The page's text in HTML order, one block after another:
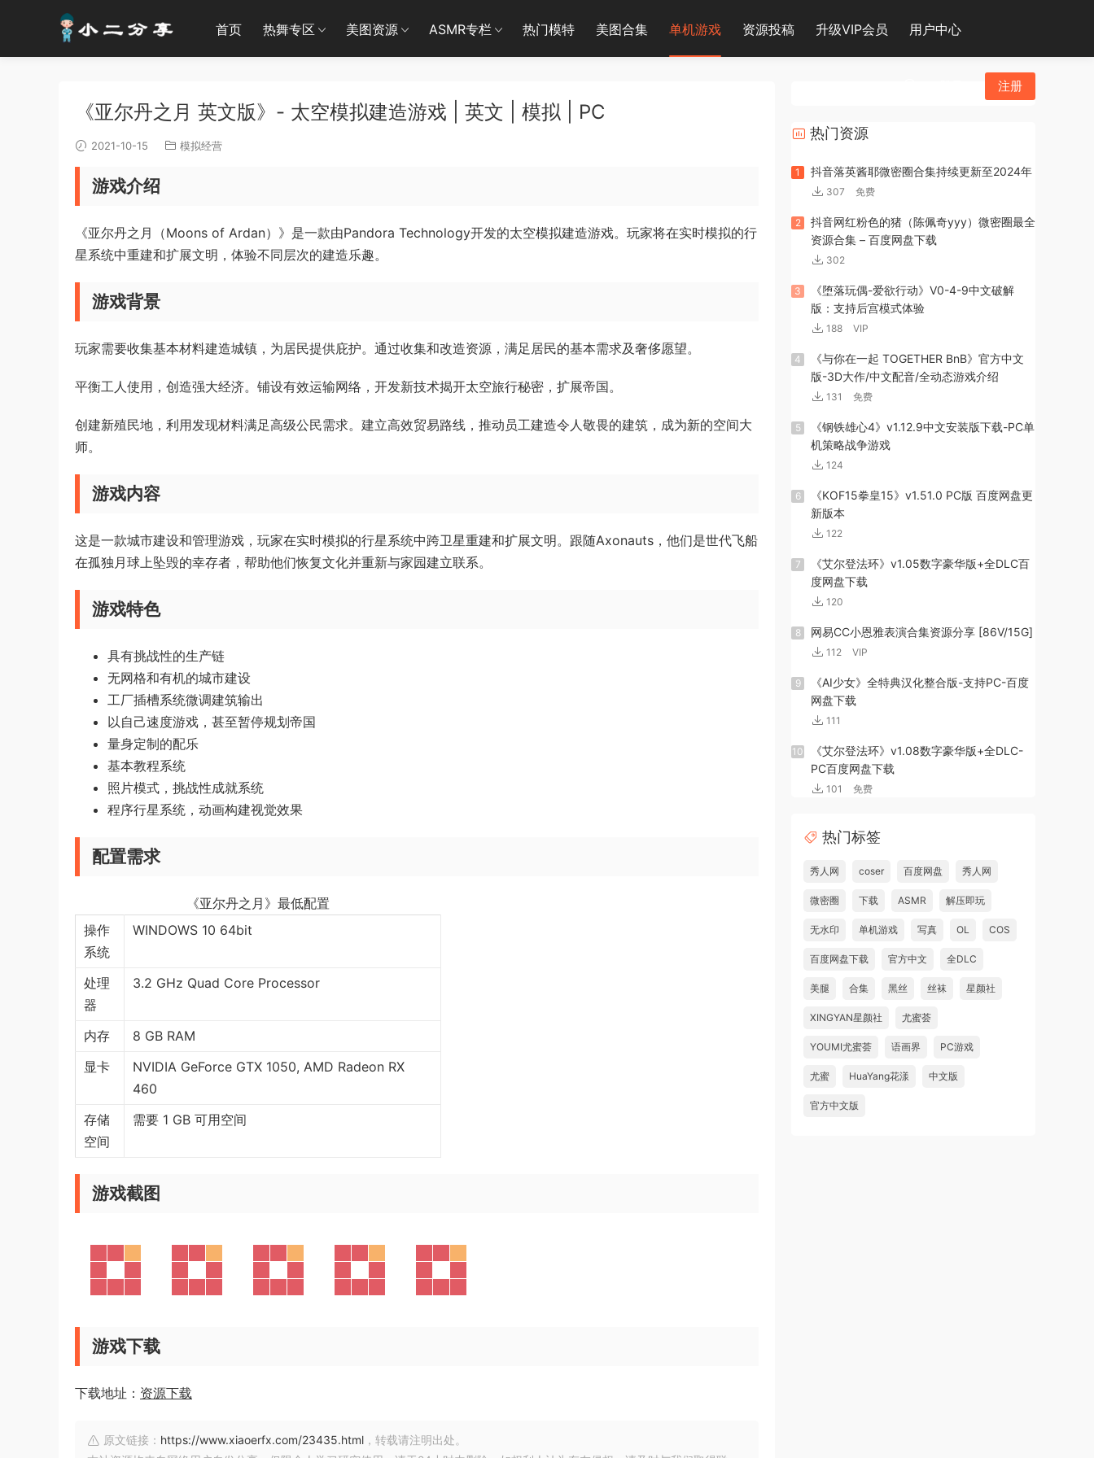
首页 热舞专区 美图资源 ASMR专栏 热门模特 美图合集 单机游戏 资源投稿 升级VIP会员 用户中心
注册
《亚尔丹之月 英文版》- 太空模拟建造游戏 | 英文 | 模拟 | PC
2021-10-15 模拟经营
游戏介绍
《亚尔丹之月（Moons of Ardan）》是一款由Pandora Technology开发的太空模拟建造游戏。玩家将在实时模拟的行
星系统中重建和扩展文明，体验不同层次的建造乐趣。
游戏背景
玩家需要收集基本材料建造城镇，为居民提供庇护。通过收集和改造资源，满足居民的基本需求及奢侈愿望。
平衡工人使用，创造强大经济。铺设有效运输网络，开发新技术揭开太空旅行秘密，扩展帝国。
创建新殖民地，利用发现材料满足高级公民需求。建立高效贸易路线，推动员工建造令人敬畏的建筑，成为新的空间大
师。
游戏内容
这是一款城市建设和管理游戏，玩家在实时模拟的行星系统中跨卫星重建和扩展文明。跟随Axonauts，他们是世代飞船
在孤独月球上坠毁的幸存者，帮助他们恢复文化并重新与家园建立联系。
游戏特色
具有挑战性的生产链
无网格和有机的城市建设
工厂插槽系统微调建筑输出
以自己速度游戏，甚至暂停规划帝国
量身定制的配乐
基本教程系统
照片模式，挑战性成就系统
程序行星系统，动画构建视觉效果
配置需求
《亚尔丹之月》最低配置
操作
系统
WINDOWS 10 64bit
处理
器
3.2 GHz Quad Core Processor
内存
8 GB RAM
显卡
NVIDIA GeForce GTX 1050, AMD Radeon RX
460
存储
空间
需要 1 GB 可用空间
游戏截图
游戏下载
下载地址： 资源下载
原文链接： https://www.xiaoerfx.com/23435.html ，转载请注明出处。
热门资源
1 抖音落英酱耶微密圈合集持续更新至2024年
307 免费
2
抖音网红粉色的猪（陈佩奇yyy）微密圈最全
资源合集 – 百度网盘下载
302
3
《堕落玩偶-爱欲行动》V0-4-9中文破解
版：支持后宫模式体验
188 VIP
4
《与你在一起 TOGETHER BnB》官方中文
版-3D大作/中文配音/全动态游戏介绍
131 免费
5
《钢铁雄心4》v1.12.9中文安装版下载-PC单
机策略战争游戏
124
6
《KOF15拳皇15》v1.51.0 PC版 百度网盘更
新版本
122
7
《艾尔登法环》v1.05数字豪华版+全DLC百
度网盘下载
120
8 网易CC小恩雅表演合集资源分享 [86V/15G]
112 VIP
9
《AI少女》全特典汉化整合版-支持PC-百度
网盘下载
111
10
《艾尔登法环》v1.08数字豪华版+全DLC-
PC百度网盘下载
101 免费
热门标签
秀人网 coser 百度网盘 秀人网
微密圈 下载 ASMR 解压即玩
无水印 单机游戏 写真 OL COS
百度网盘下载 官方中文 全DLC
美腿 合集 黑丝 丝袜 星颜社
XINGYAN星颜社 尤蜜荟
YOUMI尤蜜荟 语画界 PC游戏
尤蜜 HuaYang花漾 中文版
官方中文版